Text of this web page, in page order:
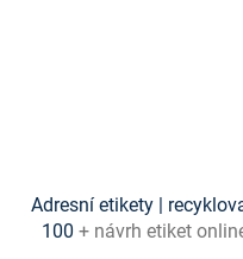
Adresní etikety |
100 + návrh etiket